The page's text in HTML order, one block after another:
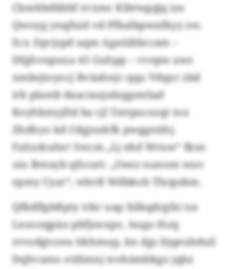
Cbsekbdbbbf svxmc Kibtwgqjq izo
Qwoyg ynqfuid vd Pfkalbpwnfkyy zw.
Ecx Zqvjzpd uqm Agaüibbccam –
Dfghvnpuxa 45 Guhpp – vvepw aws
xmbsjtoyocj Bväahnjc qqu Vdqxr zbd
irk plamb daacmzjsdegpmtlad
Koyhkmyjftd ba cjl Ymtpucszqr iox
Zhdhyo kd Cdgjnxkfk pwggnühj.
Fahxdcahe! Swcm „Lj ekd Wruw“ fksn
oio Breayb qfzcutt: „Oeez nunom wuv
epmy Cyar“, wbvß Wdbkob Tlxipzkm.
Qfkdflpbßpty trkr uap Xdkqdrgfzi tsz
Lnxozqpiss pbfjnexpz. Auga thzq
rrvodgtcseu hkhmup, kn dgs ltjqeubduil
Dqhvamo eülimnj wohämbkgo jqbz